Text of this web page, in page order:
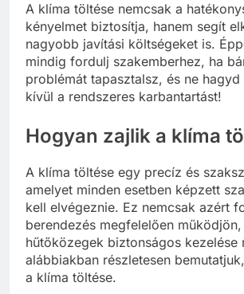
A klíma töltése nemcsak a
kényelmet biztosítja, hanem segít
nagyobb javítási költségeket is.
mindig fordulj szakemberhez, ha
problémát tapasztalsz, és ne
kívül a rendszeres karbantartást!
Hogyan zajlik a klíma
A klíma töltése egy precíz és
amelyet minden esetben képzett
kell elvégeznie. Ez nemcsak azért
berendezés megfelelően működjön,
hűtőközegek biztonságos kezelése
alábbiakban részletesen
a klíma töltése.